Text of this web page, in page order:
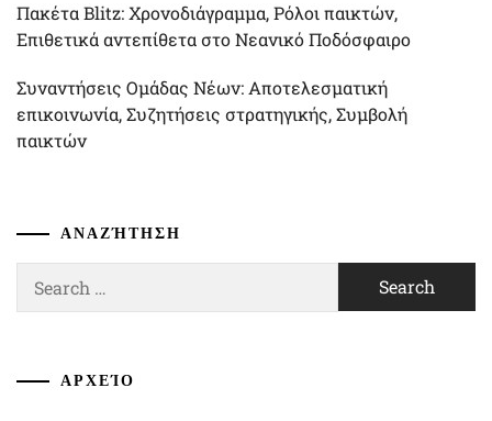
Πακέτα Blitz: Χρονοδιάγραμμα, Ρόλοι παικτών,
Επιθετικά αντεπίθετα στο Νεανικό Ποδόσφαιρο
Συναντήσεις Ομάδας Νέων: Αποτελεσματική
επικοινωνία, Συζητήσεις στρατηγικής, Συμβολή
παικτών
ΑΝΑΖΉΤΗΣΗ
for:
ΑΡΧΕΊΟ